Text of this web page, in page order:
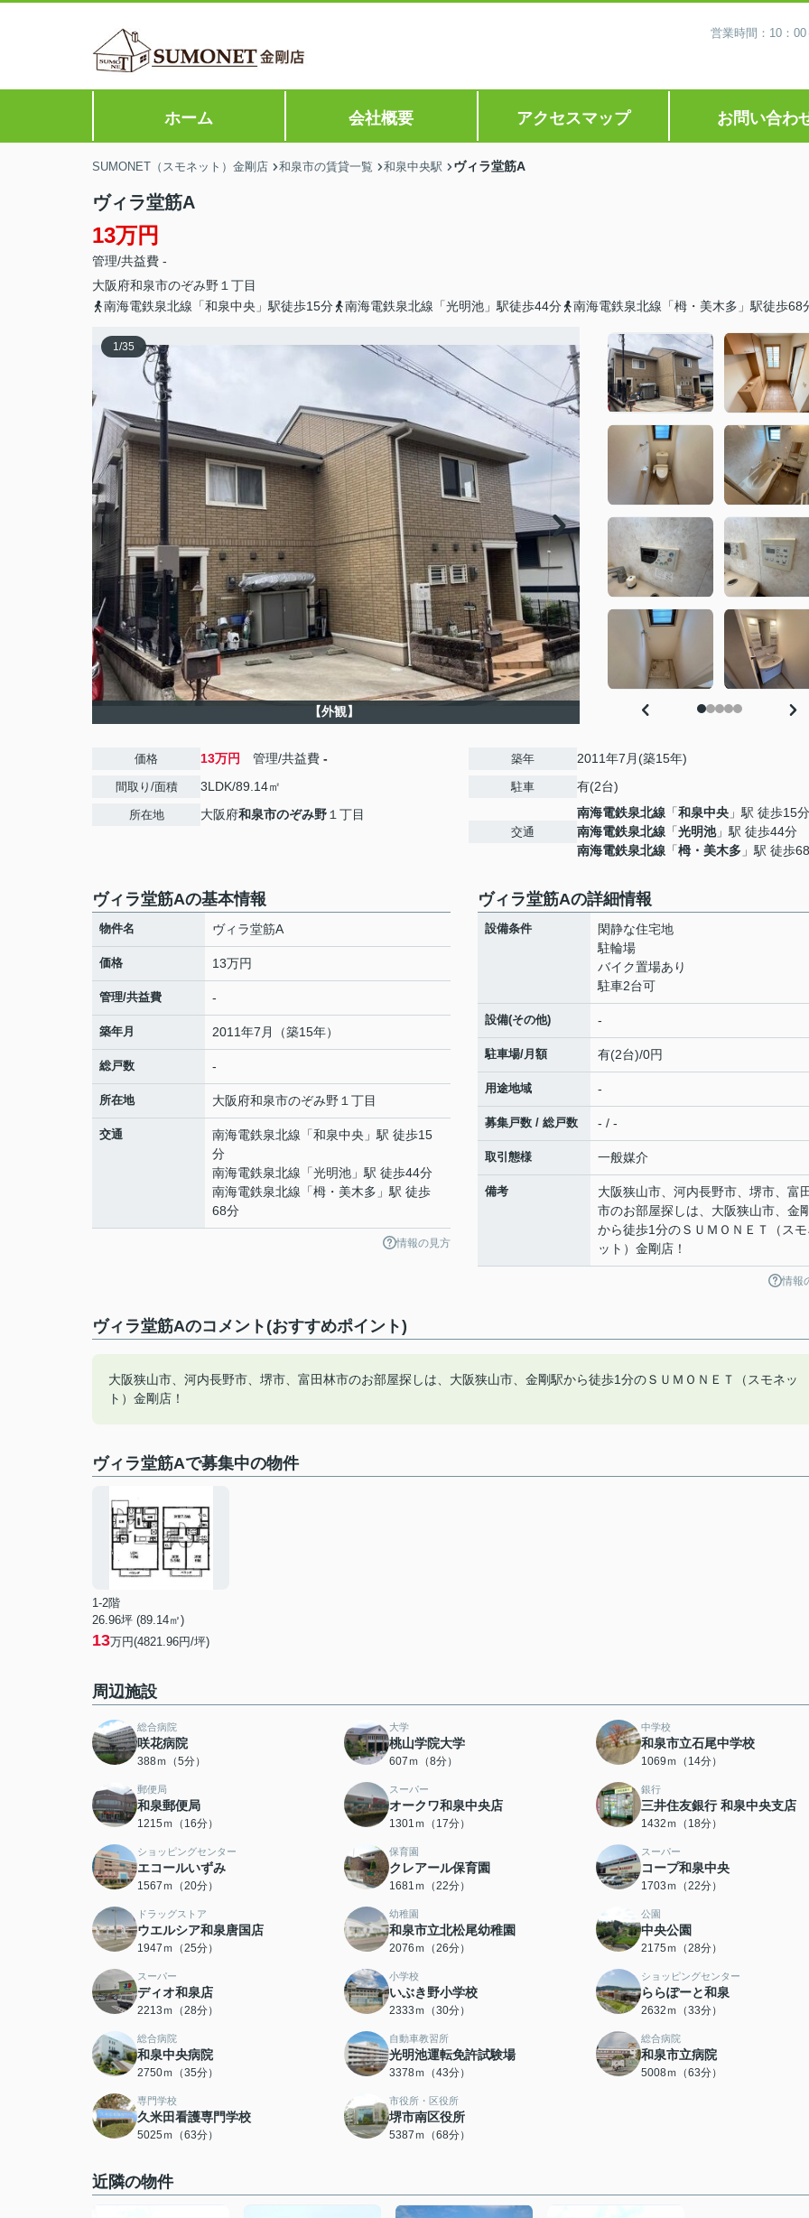
営業時間：10：
ホーム 会社概要 アクセスマップ お問い合わ
SUMONET（スモネット）金剛店 和泉市の賃貸一覧 和泉中央駅 ヴィラ堂筋A
ヴィラ堂筋A
13万円
管理/共益費 -
大阪府和泉市のぞみ野 １丁目
南海電鉄泉北線「和泉中央」駅徒歩15分
南海電鉄泉北線「光明池」駅徒歩44分 南海電鉄泉北線「栂・美木多」駅徒歩68
1/35
【外観】
価格 13万円 管理/共益費 -
間取り/面積 3LDK/89.14㎡
所在地 大阪府和泉市のぞみ野 １丁目
築年 2011年7月(築15年)
駐車 有(2台)
交通
南海電鉄泉北線 「和泉中央 」駅 徒歩15分
南海電鉄泉北線 「光明池」駅 徒歩44分
南海電鉄泉北線 「栂・美木多 」駅 徒歩
ヴィラ堂筋Aの基本情報
物件名 ヴィラ堂筋A
価格 13万円
管理/共益費 -
築年月 2011年7月（築15年）
総戸数 -
所在地 大阪府和泉市のぞみ野 １丁目
交通 南海電鉄泉北線 「和泉中央 」駅 徒歩15
分
南海電鉄泉北線 「光明池 」駅 徒歩44分
南海電鉄泉北線 「栂・美木多 」駅 徒歩
68分
情報の見方
ヴィラ堂筋Aの詳細情報
設備条件
閑静な住宅地
駐輪場
バイク置場あり
駐車2台可
設備(その他) -
駐車場/月額 有(2台)/0円
用途地域 -
募集戸数 / 総戸数 - / -
取引態様 一般媒介
備考
大阪狭山市、河内長野市、堺市、富
市のお部屋探しは、大阪狭山市、金
から徒歩1分のＳＵＭＯＮＥＴ（スモ
ット）金剛店！
情報
ヴィラ堂筋Aのコメント(おすすめポイント)
大阪狭山市、河内長野市、堺市、富田林市のお部屋探しは、大阪狭山市、金剛駅から徒歩1分のＳＵＭＯＮＥＴ（スモネッ
ト）金剛店！
ヴィラ堂筋Aで募集中の物件
1-2階
26.96坪 (89.14㎡)
13万円(4821.96円/坪)
周辺施設
総合病院
咲花病院
388ｍ（5分）
大学
桃山学院大学
607ｍ（8分）
中学校
和泉市立石尾中学校
1069ｍ（14分）
郵便局
和泉郵便局
1215ｍ（16分）
スーパー
オークワ和泉中央店
1301ｍ（17分）
銀行
三井住友銀行 和泉中央支店
1432ｍ（18分）
ショッピングセンター
エコールいずみ
1567ｍ（20分）
保育園
クレアール保育園
1681ｍ（22分）
スーパー
コープ和泉中央
1703ｍ（22分）
ドラッグストア
ウエルシア和泉唐国店
1947ｍ（25分）
幼稚園
和泉市立北松尾幼稚園
2076ｍ（26分）
公園
中央公園
2175ｍ（28分）
スーパー
ディオ和泉店
2213ｍ（28分）
小学校
いぶき野小学校
2333ｍ（30分）
ショッピングセンター
ららぽーと和泉
2632ｍ（33分）
総合病院
和泉中央病院
2750ｍ（35分）
自動車教習所
光明池運転免許試験場
3378ｍ（43分）
総合病院
和泉市立病院
5008ｍ（63分）
専門学校
久米田看護専門学校
5025ｍ（63分）
市役所・区役所
堺市南区役所
5387ｍ（68分）
近隣の物件